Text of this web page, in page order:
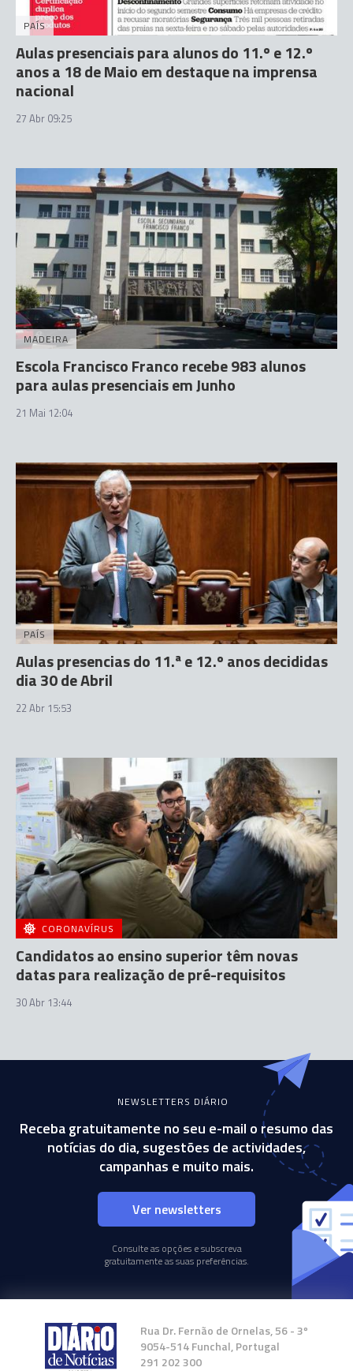
PAÍS
Aulas presenciais para alunos do 11.º e 12.º
anos a 18 de Maio em destaque na imprensa
nacional
27 Abr 09:25
MADEIRA
Escola Francisco Franco recebe 983 alunos
para aulas presenciais em Junho
21 Mai 12:04
PAÍS
Aulas presencias do 11.ª e 12.º anos decididas
dia 30 de Abril
22 Abr 15:53
CORONAVÍRUS
Candidatos ao ensino superior têm novas
datas para realização de pré-requisitos
30 Abr 13:44
NEWSLETTERS DIÁRIO
Receba gratuitamente no seu e-mail o resumo das
notícias do dia, sugestões de actividades,
campanhas e muito mais.
Ver newsletters
Consulte as opções e subscreva
gratuitamente as suas preferências.
Rua Dr. Fernão de Ornelas, 56 - 3º
9054-514 Funchal, Portugal
291 202 300